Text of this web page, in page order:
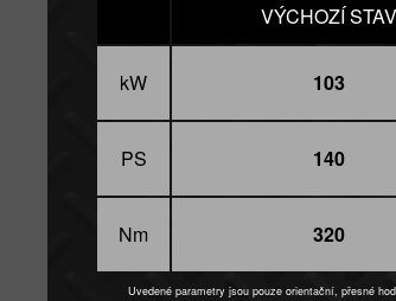
VÝCHOZÍ STAV
kW 103
PS 140
Nm 320
Uvedené parametry jsou pouze orientační, přesné